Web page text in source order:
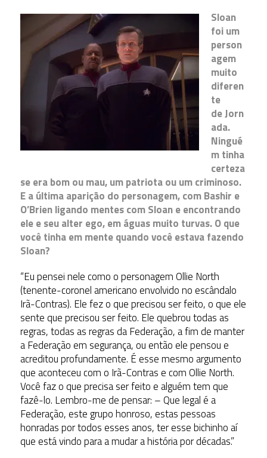
Sloan
foi um
person
agem
muito
diferen
te
de Jorn
ada.
Ningué
m tinha
certeza
se era bom ou mau, um patriota ou um criminoso.
E a última aparição do personagem, com Bashir e
O’Brien ligando mentes com Sloan e encontrando
ele e seu alter ego, em águas muito turvas. O que
você tinha em mente quando você estava fazendo
Sloan?
“Eu pensei nele como o personagem Ollie North
(tenente-coronel americano envolvido no escândalo
Irã-Contras). Ele fez o que precisou ser feito, o que ele
sente que precisou ser feito. Ele quebrou todas as
regras, todas as regras da Federação, a fim de manter
a Federação em segurança, ou então ele pensou e
acreditou profundamente. É esse mesmo argumento
que aconteceu com o Irã-Contras e com Ollie North.
Você faz o que precisa ser feito e alguém tem que
fazê-lo. Lembro-me de pensar: – Que legal é a
Federação, este grupo honroso, estas pessoas
honradas por todos esses anos, ter esse bichinho aí
que está vindo para a mudar a história por décadas.”